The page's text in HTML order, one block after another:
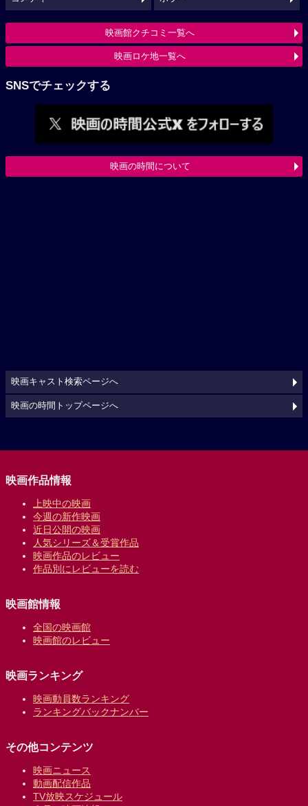
映画館クチコミ一覧へ
映画ロケ地一覧へ
SNSでチェックする
映画の時間について
映画キャスト検索ページへ
映画の時間トップページへ
映画作品情報
上映中の映画
今週の新作映画
近日公開の映画
人気シリーズ＆受賞作品
映画作品のレビュー
作品別にレビューを読む
映画館情報
全国の映画館
映画館のレビュー
映画ランキング
映画動員数ランキング
ランキングバックナンバー
その他コンテンツ
映画ニュース
動画配信作品
TV放映スケジュール